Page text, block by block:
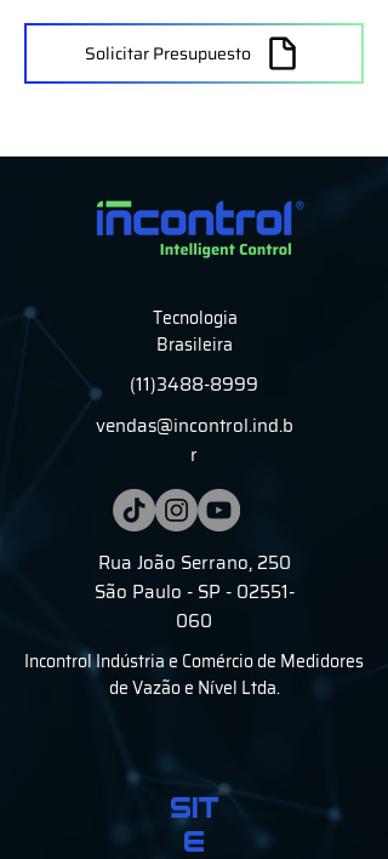
Solicitar Presupuesto
Tecnologia
Brasileira
(11)3488-8999
vendas@incontrol.ind.b
r
Rua João Serrano, 250
São Paulo - SP - 02551-
060
Incontrol Indústria e Comércio de Medidores
de Vazão e Nível Ltda.
SIT
E